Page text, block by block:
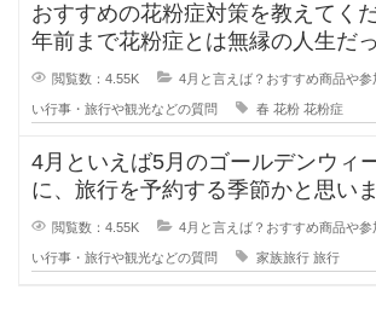
おすすめの花粉症対策を教えてく
年前まで花粉症とは無縁の人生だ
ここ1、2年で急激に症状が出てき
閲覧数：4.55K 4月と言えば？おすすめ商品や参
い行事・旅行や観光などの質問 春 花粉 花粉症
4月といえば5月のゴールデンウィ
に、旅行を予約する季節かと思い
ころコロナ禍で旅行に行けていな
閲覧数：4.55K 4月と言えば？おすすめ商品や参
い行事・旅行や観光などの質問 家族旅行 旅行